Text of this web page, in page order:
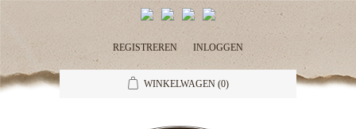
REGISTREREN INLOGGEN
WINKELWAGEN (0)